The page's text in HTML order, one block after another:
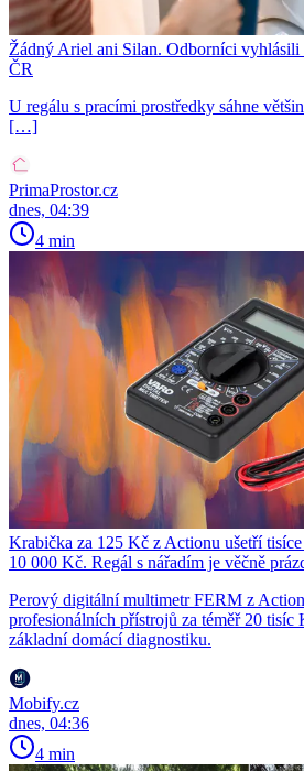
Žádný Ariel ani Silan. Odborníci vyhlásili
ČR
U regálu s pracími prostředky sáhne
[…]
PrimaProstor.cz
dnes, 04:39
4 min
Krabička za 125 Kč z Actionu ušetří
10 000 Kč. Regál s nářadím je věčně
Perový digitální multimetr FERM z
profesionálních přístrojů za téměř 20 tisíc
základní domácí diagnostiku.
Mobify.cz
dnes, 04:36
4 min